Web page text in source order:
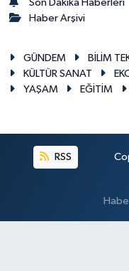
Son Dakika Haberleri
Haber Arşivi
GÜNDEM BİLİM
KÜLTÜR SANAT
YAŞAM
EĞİTİM
RSS